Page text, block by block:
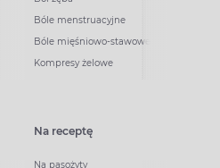
Bóle menstruacyjne
Bóle mięśniowo-stawowe
Kompresy żelowe
Na receptę
Na pasożyty